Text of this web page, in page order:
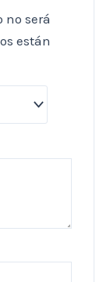
no será
están